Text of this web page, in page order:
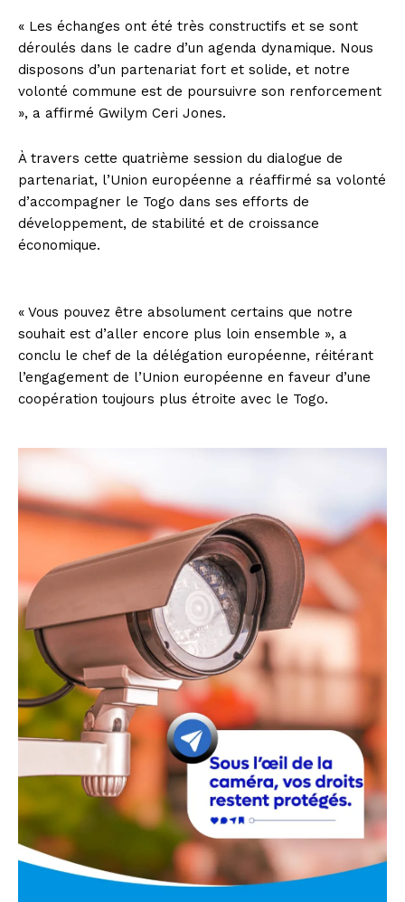
« Les échanges ont été très constructifs et se sont
déroulés dans le cadre d’un agenda dynamique. Nous
disposons d’un partenariat fort et solide, et notre
volonté commune est de poursuivre son renforcement
», a affirmé Gwilym Ceri Jones.
À travers cette quatrième session du dialogue de
partenariat, l’Union européenne a réaffirmé sa volonté
d’accompagner le Togo dans ses efforts de
développement, de stabilité et de croissance
économique.
« Vous pouvez être absolument certains que notre
souhait est d’aller encore plus loin ensemble », a
conclu le chef de la délégation européenne, réitérant
l’engagement de l’Union européenne en faveur d’une
coopération toujours plus étroite avec le Togo.